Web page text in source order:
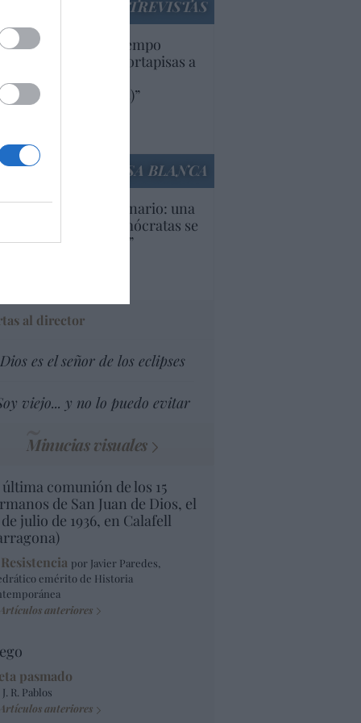
ENTREVISTAS
lleva mucho tiempo
aranceles y cortapisas a
y compañías
(y europeas)”
LA CASA BLANCA
Inquietante escenario: una
parte de los demócratas se
como “socialista”
al director
Dios es el señor de los eclipses
viejo... y no lo puedo evitar
Minucias visuales
comunión de los 15
de San Juan de Dios, el
julio de 1936, en Calafell
por Javier Paredes,
emérito de Historia
Artículos anteriores
pasmado
R. Pablos
Artículos anteriores